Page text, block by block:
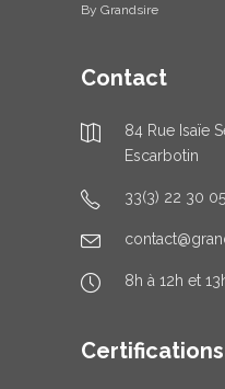
By Grandsire
Contact
84 Rue Isaïe
Escarbotin
33(3) 22 30
8h à 12h et
Certifications